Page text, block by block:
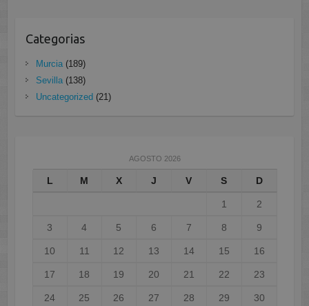
Categorias
Murcia(189)
Sevilla(138)
Uncategorized (21)
AGOSTO 2026
L M X J V S D
1 2
3 4 5 6 7 8 9
10 11 12 13 14 15 16
17 18 19 20 21 22 23
24 25 26 27 28 29 30